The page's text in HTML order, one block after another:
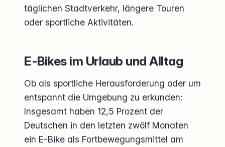
täglichen Stadtverkehr, längere Touren
oder sportliche Aktivitäten.
E-Bikes im Urlaub und Alltag
Ob als sportliche Herausforderung oder um
entspannt die Umgebung zu erkunden:
Insgesamt haben 12,5 Prozent der
Deutschen in den letzten zwölf Monaten
ein E-Bike als Fortbewegungsmittel am